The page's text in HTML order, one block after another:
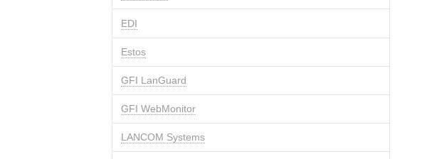
EDI
Estos
GFI LanGuard
GFI WebMonitor
LANCOM Systems